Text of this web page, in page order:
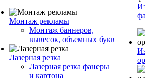
Монтаж рекламы
Монтаж баннеров,
вывесок, объемных букв
Лазерная резка
Лазерная резка фанеры
и картона